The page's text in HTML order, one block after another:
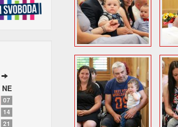
NE
07
14
21